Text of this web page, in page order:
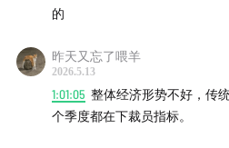
的
昨天又忘了喂羊
2026.5.13
1:01:05 整体经济形势不好，传
个季度都在下裁员指标。